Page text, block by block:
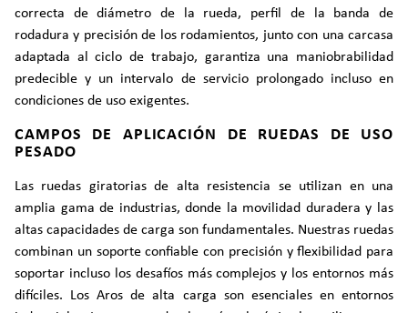
correcta de diámetro de la rueda, perfil de la banda de
rodadura y precisión de los rodamientos, junto con una carcasa
adaptada al ciclo de trabajo, garantiza una maniobrabilidad
predecible y un intervalo de servicio prolongado incluso en
condiciones de uso exigentes.
CAMPOS DE APLICACIÓN DE RUEDAS DE USO
PESADO
Las ruedas giratorias de alta resistencia se utilizan en una
amplia gama de industrias, donde la movilidad duradera y las
altas capacidades de carga son fundamentales. Nuestras ruedas
combinan un soporte confiable con precisión y flexibilidad para
soportar incluso los desafíos más complejos y los entornos más
difíciles. Los Aros de alta carga son esenciales en entornos